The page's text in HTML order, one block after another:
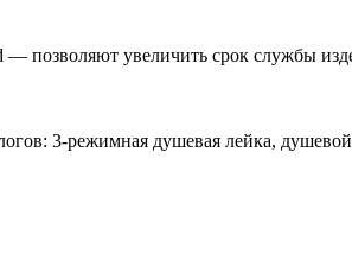
позволяют увеличить срок службы
3-режимная душевая лейка,